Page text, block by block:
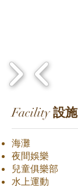
Facility設施
海灘
夜間娛樂
兒童俱樂部
水上運動